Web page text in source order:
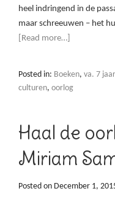
heel indringend in de
maar schreeuwen – het
[Read more…]
Posted in: Boeken, va. 7 jaar
culturen, oorlog
Haal de
Miriam
Posted on December 1,